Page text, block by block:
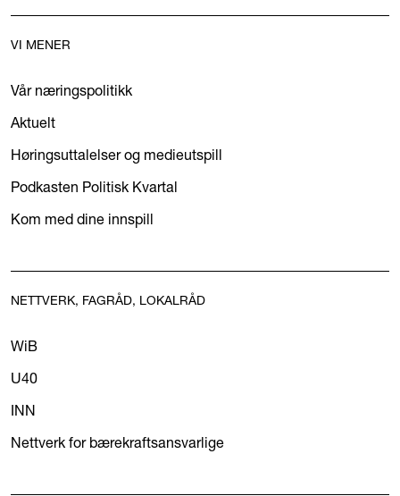
VI MENER
Vår næringspolitikk
Aktuelt
Høringsuttalelser og medieutspill
Podkasten Politisk Kvartal
Kom med dine innspill
NETTVERK, FAGRÅD, LOKALRÅD
WiB
U40
INN
Nettverk for bærekraftsansvarlige